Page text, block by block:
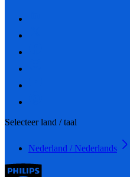
Selecteer land / taal
Nederland / Nederlands